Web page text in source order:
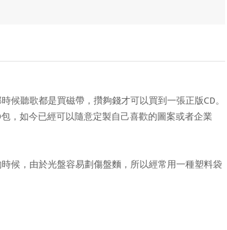
候聽歌都是買磁帶，攢夠錢才可以買到一張正版CD。
，如今已經可以隨意定製自己喜歡的圖案或者企業
候，由於光盤容易劃傷盤麵，所以經常用一種塑料袋